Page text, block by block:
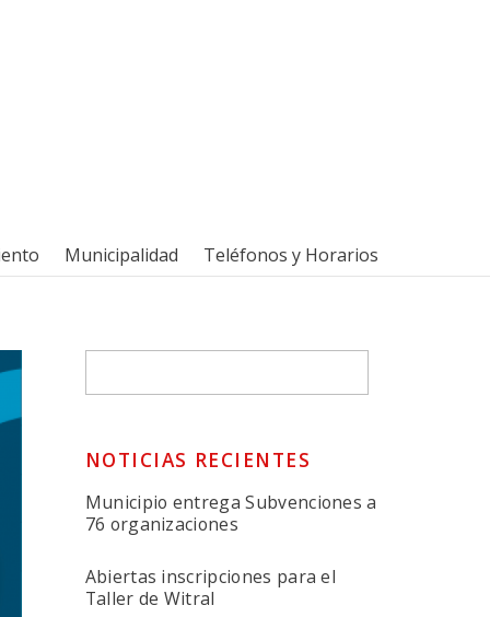
Municipalidad Teléfonos y Horarios
NOTICIAS RECIENTES
Municipio entrega Subvenciones a
76 organizaciones
Abiertas inscripciones para el
Taller de Witral